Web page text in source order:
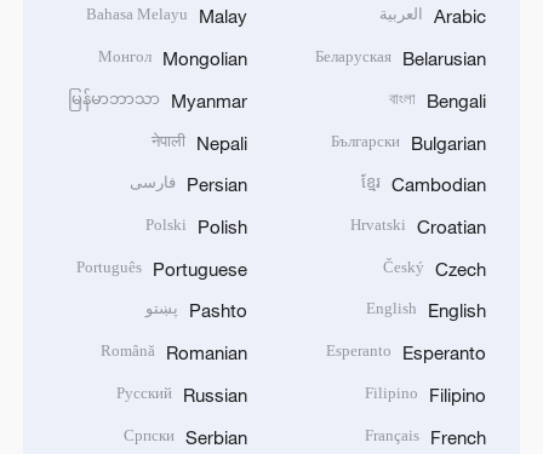
Arabic العربية
Belarusian
Беларуская
Bengali
বাংলা
Bulgarian
Български
Cambodian
ខ្មែរ
Croatian
Hrvatski
Czech
Český
English
English
Esperanto
Esperanto
Filipino
Filipino
French
Français
Malay
Bahasa Melayu
Mongolian
Монгол
Myanmar
မြန်မာဘာသာ
Nepali
नेपाली
Persian فارسی
Polish
Polski
Portuguese
Português
Pashto پښتو
Romanian
Română
Russian
Русский
Serbian
Српски